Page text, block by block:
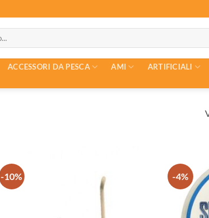
ACCESSORI DA PESCA AMI ARTIFICIALI
-10% -4%